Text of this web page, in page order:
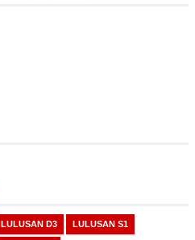
LULUSAN D3 LULUSAN S1